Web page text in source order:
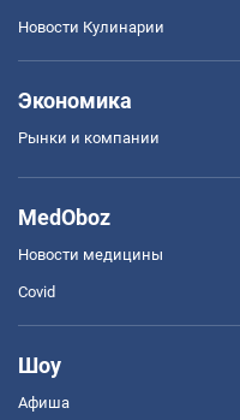
Новости Кулинарии
Экономика
Рынки и компании
MedOboz
Новости медицины
Covid
Шоу
Афиша